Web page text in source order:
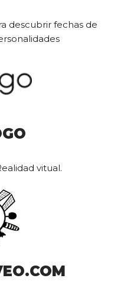
descubrir fechas de
vitual.